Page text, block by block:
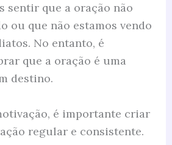
sentir que a oração não
ou que não estamos vendo
No entanto, é
que a oração é uma
destino.
é importante criar
regular e consistente.